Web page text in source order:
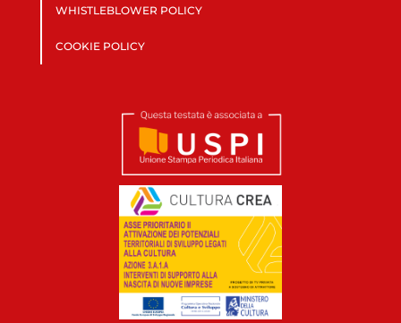
WHISTLEBLOWER POLICY
COOKIE POLICY